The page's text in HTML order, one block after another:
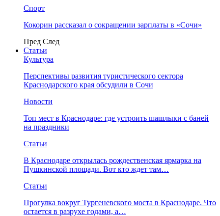
Спорт
Кокорин рассказал о сокращении зарплаты в «Сочи»
Пред След
Статьи
Культура
Перспективы развития туристического сектора
Краснодарского края обсудили в Сочи
Новости
Топ мест в Краснодаре: где устроить шашлыки с баней
на праздники
Статьи
В Краснодаре открылась рождественская ярмарка на
Пушкинской площади. Вот кто ждет там…
Статьи
Прогулка вокруг Тургеневского моста в Краснодаре. Что
остается в разрухе годами, а…